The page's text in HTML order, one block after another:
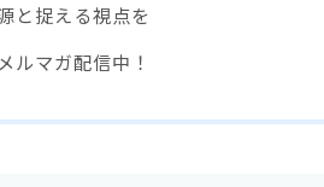
と捉える視点を
ルマガ配信中！